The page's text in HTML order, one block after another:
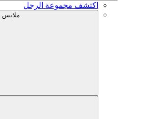
اكتشف مجموعة الرجل
ملابس